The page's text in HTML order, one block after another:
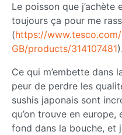
Le poisson que j’achète
toujours ça pour me
(https://
GB/products/314107481).
Ce qui m’embette dans
peur de perdre les
sushis japonais sont
qu’on trouve en
fond dans la bouche, et